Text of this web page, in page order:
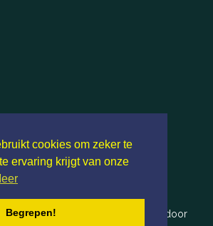
cookies om zeker te
ervaring krijgt van onze
Begrepen!en SEO geoptimaliseerd door